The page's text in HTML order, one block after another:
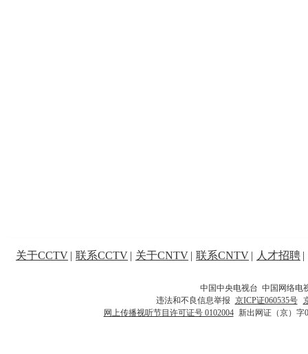
关于CCTV | 联系CCTV | 关于CNTV | 联系CNTV | 人才招聘 |
中国中央电视台 中国网络电
违法和不良信息举报 京ICP证060535号
网上传播视听节目许可证号 0102004 新出网证（京）